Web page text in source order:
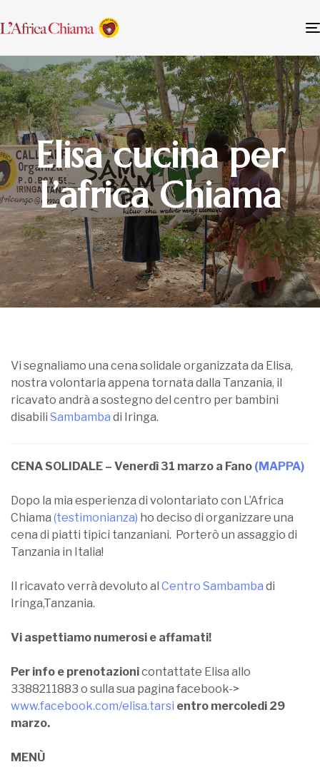
Elisa cucina per
L’africa Chiama
Vi segnaliamo una cena solidale organizzata da Elisa,
nostra volontaria appena tornata dalla Tanzania, il
ricavato andrà a sostegno del centro per bambini
disabili Sambamba di Iringa.
CENA SOLIDALE – Venerdì 31 marzo a Fano (MAPPA)
Dopo la mia esperienza di volontariato con L’Africa
Chiama (testimonianza) ho deciso di organizzare una
cena di piatti tipici tanzaniani. Porterò un assaggio di
Tanzania in Italia!
Il ricavato verrà devoluto al Centro Sambamba di
Iringa,Tanzania.
Vi aspettiamo numerosi e affamati!
Per info e prenotazionicontattate Elisa allo
3388211883 o sulla sua pagina facebook->
www.facebook.com/elisa.tarsi entro mercoledi 29
marzo.
MENÙ